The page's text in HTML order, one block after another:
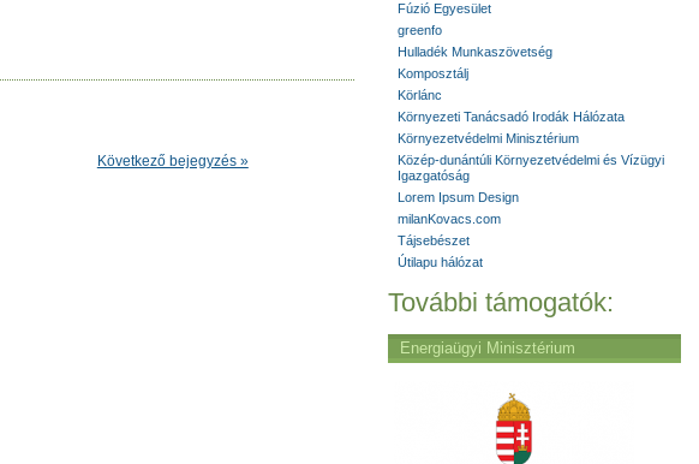
Következő bejegyzés »
Fúzió Egyesület
greenfo
Hulladék Munkaszövetség
Komposztálj
Körlánc
Környezeti Tanácsadó Irodák Hálózata
Környezetvédelmi Minisztérium
Közép-dunántúli Környezetvédelmi és Vízügyi
Igazgatóság
Lorem Ipsum Design
milanKovacs.com
Tájsebészet
Útilapu hálózat
További támogatók:
Energiaügyi Minisztérium